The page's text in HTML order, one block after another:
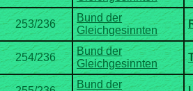
Bund der
Bund der
Bund der